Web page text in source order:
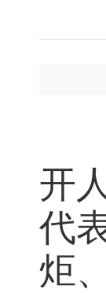
开
代
炬